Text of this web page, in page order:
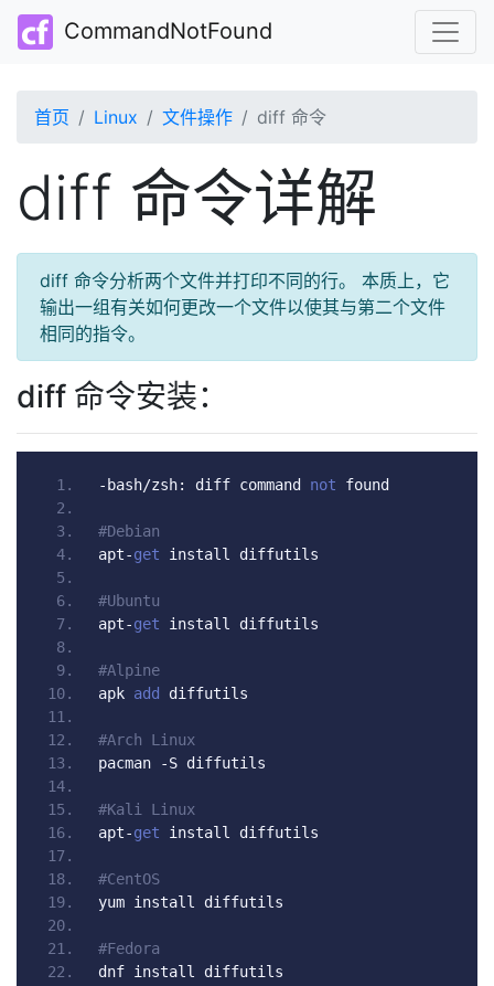
CommandNotFound
首页 Linux 文件操作 diff 命令
diff 命令详解
diff 命令分析两个文件并打印不同的行。 本质上，它
输出一组有关如何更改一个文件以使其与第二个文件
相同的指令。
diff 命令安装：
- bash/zsh: diff command not found
#Debian
apt-get install diffutils
#Ubuntu
apt-get install diffutils
#Alpine
apk add diffutils
#Arch Linux
pacman
-S diffutils
#Kali Linux
apt-get install diffutils
#CentOS
yum install diffutils
#Fedora
dnf install diffutils